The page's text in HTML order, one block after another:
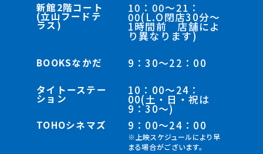
新館2階コート
(立山フードテ
ラス)
10：00～21：
00(L.O閉店30分～
1時間前 店舗によ
り異なります)
BOOKSなかだ 9：30～22：00
タイトーステー
ション
10：00～24：
00(土・日・祝は
9：30～)
TOHOシネマズ 9：00～24：00
※上映スケジュールにより早
まる場合がございます。